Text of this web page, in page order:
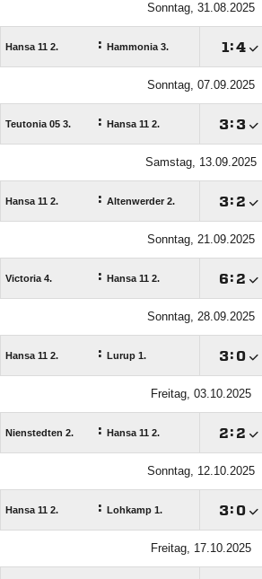
Sonntag, 31.08.2025
Hansa 11 2. : Hammonia 3.  :
Sonntag, 07.09.2025
Teutonia 05 3. : Hansa 11 2. : 
Samstag, 13.09.2025
Hansa 11 2. : Altenwerder 2. : 
Sonntag, 21.09.2025
Victoria 4. : Hansa 11 2. : 
Sonntag, 28.09.2025
Hansa 11 2. : Lurup 1. : 
Freitag, 03.10.2025
Nienstedten 2. : Hansa 11 2. : 
Sonntag, 12.10.2025
Hansa 11 2. : Lohkamp 1. : 
Freitag, 17.10.2025